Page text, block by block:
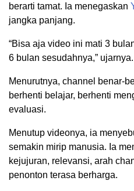
berarti tamat. Ia menegaskan
jangka panjang.
“Bisa aja video ini mati 3
6 bulan sesudahnya,” ujarnya.
Menurutnya, channel benar-
berhenti belajar, berhenti
evaluasi.
Menutup videonya, ia
semakin mirip manusia. Ia
kejujuran, relevansi, arah
penonton terasa berharga.